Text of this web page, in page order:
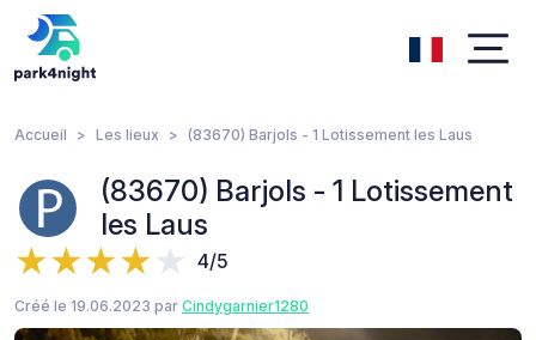
Accueil Les lieux (83670) Barjols - 1 Lotissement les Laus
(83670) Barjols - 1 Lotissement
les Laus
4/5
Créé le 19.06.2023 par Cindygarnier1280